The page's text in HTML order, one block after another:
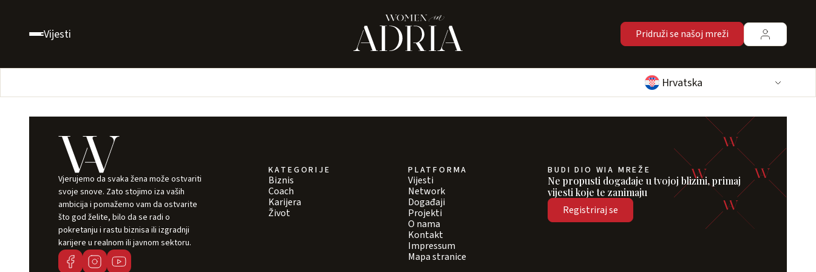
Vijesti Pridruži se našoj mreži
Hrvatska
Vjerujemo da svaka žena može ostvariti
svoje snove. Zato stojimo iza vaših
ambicija i pomažemo vam da ostvarite
što god želite, bilo da se radi o
pokretanju i rastu biznisa ili izgradnji
karijere u realnom ili javnom sektoru.
KATEGORIJE
Biznis
Coach
Karijera
Život
PLATFORMA
Vijesti
Network
Događaji
Projekti
O nama
Kontakt
Impressum
Mapa stranice
BUDI DIO WIA MREŽE
Ne propusti događaje u tvojoj blizini, primaj
vijesti koje te zanimaju
Registriraj se